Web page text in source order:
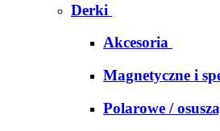
Derki
Akcesoria
Magnetyczne i
Polarowe /